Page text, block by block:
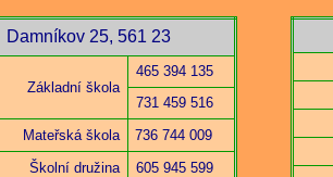
Damníkov 25, 561 23
Základní škola
465 394 135
731 459 516
Mateřská škola
736 744 009
Školní družina
605 945 599